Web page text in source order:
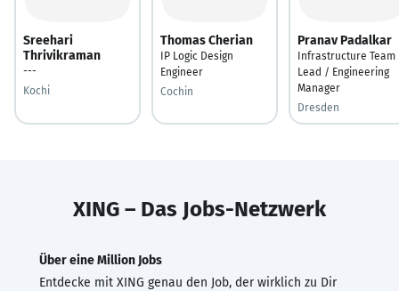
Sreehari
Thrivikraman
---
Kochi
Thomas Cherian
IP Logic Design
Engineer
Cochin
Pranav Padalkar
Infrastructure Team
Lead / Engineering
Manager
Dresden
XING – Das Jobs-Netzwerk
Über eine Million Jobs
Entdecke mit XING genau den Job, der wirklich zu Dir